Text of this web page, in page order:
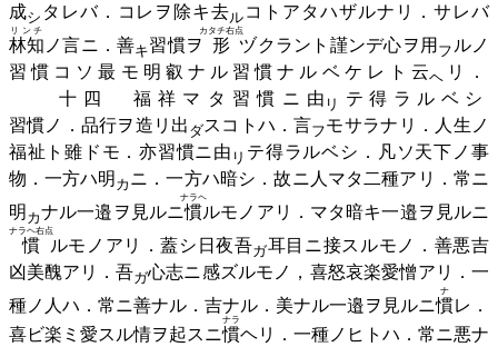
成シ タレバ．コレヲ除キ去ル コトアタハザルナリ．サレバ
林知
リンチ
ノ言ニ． 善キ習慣ヲ 形
カタチ右点
ヅクラント謹ンデ心ヲ 用 フ ルノ
習慣コソ最モ明叡ナル習慣ナルベケレト 云ヘ リ．
十四 福祥マタ習慣ニ 由 リ
テ得ラルベシ
習慣ノ．品行ヲ造リ 出 ダスコトハ． 言フモサラナリ．人生ノ
福祉ト雖ドモ．亦習慣ニ由 リ テ得ラルベシ．凡ソ天下ノ事
物．一方ハ明 カ ニ．一方ハ暗シ．故ニ人マタ二種アリ．常ニ
明 カナル一邉ヲ見ルニ慣
ナラヘ
ルモノアリ．マタ暗キ一邉ヲ見ルニ
慣
ナラヘ右点
ルモノアリ．蓋シ日夜吾ガ耳目ニ接スルモノ．善悪吉
凶美醜アリ． 吾ガ心志ニ感ズルモノ，喜怒哀楽愛憎アリ．一
種ノ人ハ．常ニ善ナル．吉ナル．美ナル一邉ヲ見ルニ慣
ナ
レ．
喜ビ楽ミ愛スル情ヲ起スニ慣
ナラ
ヘリ．一種ノヒトハ．常ニ悪ナ